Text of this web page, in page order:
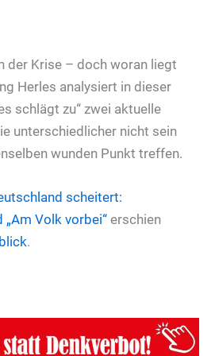
der Krise – doch woran liegt
Herles analysiert in dieser
schlägt zu“ zwei aktuelle
unterschiedlicher nicht sein
wunden Punkt treffen.
scheitert:
„Am Volk vorbei“ erschien
.